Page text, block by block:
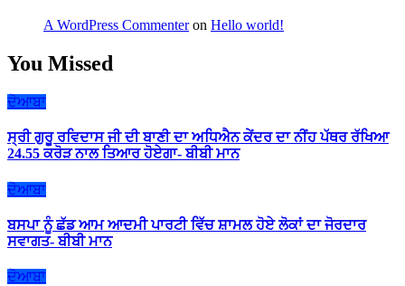
A WordPress Commenteron Hello world!
You Missed
ਦੋਆਬਾ
ਸ੍ਰੀ ਗੁਰੂ ਰਵਿਦਾਸ ਜੀ ਦੀ ਬਾਣੀ ਦਾ ਅਧਿਐਨ ਕੇਂਦਰ ਦਾ ਨੀਂਹ ਪੱਥਰ ਰੱਖਿਆ
24.55 ਕਰੋੜ ਨਾਲ ਤਿਆਰ ਹੋਏਗਾ- ਬੀਬੀ ਮਾਨ
ਦੋਆਬਾ
ਬਸਪਾ ਨੂੰ ਛੱਡ ਆਮ ਆਦਮੀ ਪਾਰਟੀ ਵਿੱਚ ਸ਼ਾਮਲ ਹੋਏ ਲੋਕਾਂ ਦਾ ਜੋਰਦਾਰ
ਸਵਾਗਤ- ਬੀਬੀ ਮਾਨ
ਦੋਆਬਾ